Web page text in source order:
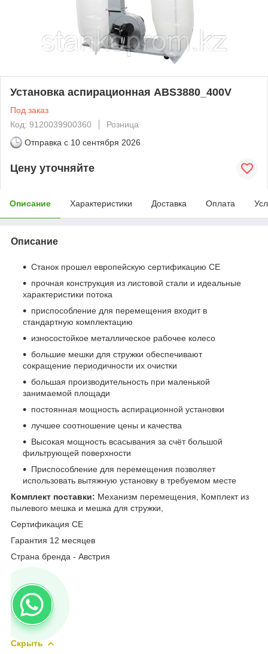
Установка аспирационная ABS3880_400V
Под заказ
Код: 9120039900360
Розница
Отправка с 10 сентября 2026
Цену уточняйте
Описание Характеристики Доставка Оплата
Описание
Станок прошел европейскую сертификацию СЕ
прочная конструкция из листовой стали и идеальные
характеристики потока
приспособление для перемещения входит в
стандартную комплектацию
износостойкое металлическое рабочее колесо
большие мешки для стружки обеспечивают
сокращение периодичности их очистки
большая производительность при маленькой
занимаемой площади
постоянная мощность аспирационной установки
лучшее соотношение цены и качества
Высокая мощность всасывания за счёт большой
фильтрующей поверхности
Приспособление для перемещения позволяет
использовать вытяжную установку в требуемом месте
Комплект поставки: Механизм перемещения, Комплект из
пылевого мешка и мешка для стружки,
Сертификация CE
Гарантия 12 месяцев
Страна бренда - Австрия
Скрыть